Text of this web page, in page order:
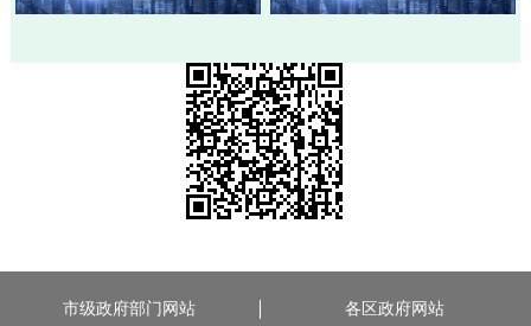
20260728-丰台新闻
20260724-丰台新闻
市级政府部门网站 各区政府网站